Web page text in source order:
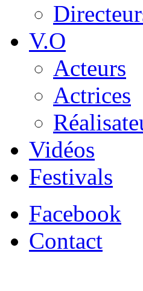
V.O
Acteurs
Actrices
Vidéos
Festivals
Facebook
Contact